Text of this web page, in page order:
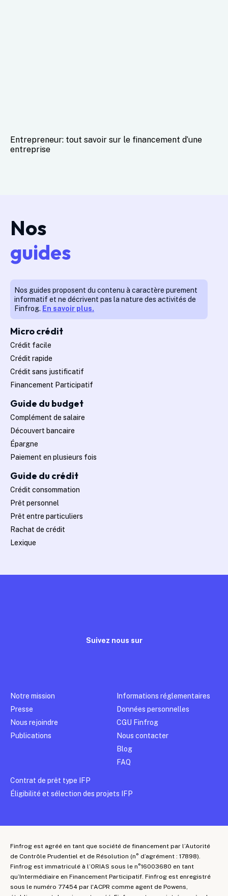
Entrepreneur: tout savoir sur le financement d’une
entreprise
Nos
guides
Nos guides proposent du contenu à caractère purement
informatif et ne décrivent pas la nature des activités de
Finfrog. En savoir plus.
Micro crédit
Crédit facile
Crédit rapide
Crédit sans justificatif
Financement Participatif
Guide du budget
Complément de salaire
Découvert bancaire
Épargne
Paiement en plusieurs fois
Guide du crédit
Crédit consommation
Prêt personnel
Prêt entre particuliers
Rachat de crédit
Lexique
Suivez nous sur
Notre mission
Presse
Nous rejoindre
Publications
Informations réglementaires
Données personnelles
CGU Finfrog
Nous contacter
Blog
FAQ
Contrat de prêt type IFP
Éligibilité et sélection des projets IFP
Finfrog est agréé en tant que société de financement par l’Autorité
de Contrôle Prudentiel et de Résolution (n° d’agrément : 17898).
Finfrog est immatriculé à l’ORIAS sous le n°16003680 en tant
qu’Intermédiaire en Financement Participatif. Finfrog est enregistré
sous le numéro 77454 par l'ACPR comme agent de Powens,